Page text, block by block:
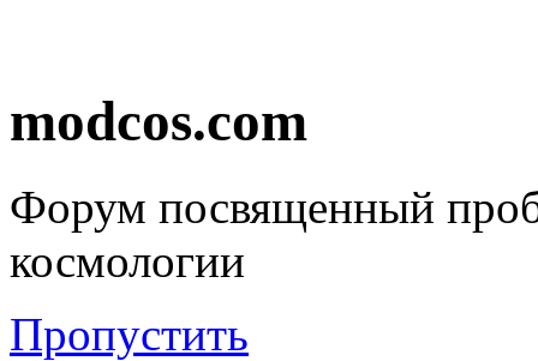
modcos.com
Форум посвященный
космологии
Пропустить